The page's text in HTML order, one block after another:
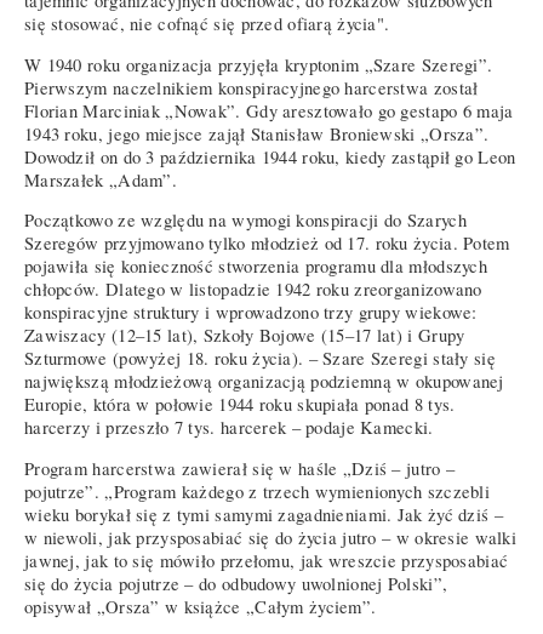
się stosować, nie cofnąć się przed ofiarą życia".
W 1940 roku organizacja przyjęła kryptonim „Szare Szeregi”.
Pierwszym naczelnikiem konspiracyjnego harcerstwa został
Florian Marciniak „Nowak”. Gdy aresztowało go gestapo 6 maja
1943 roku, jego miejsce zajął Stanisław Broniewski „Orsza”.
Dowodził on do 3 października 1944 roku, kiedy zastąpił go Leon
Marszałek „Adam”.
Początkowo ze względu na wymogi konspiracji do Szarych
Szeregów przyjmowano tylko młodzież od 17. roku życia. Potem
pojawiła się konieczność stworzenia programu dla młodszych
chłopców. Dlatego w listopadzie 1942 roku zreorganizowano
konspiracyjne struktury i wprowadzono trzy grupy wiekowe:
Zawiszacy (12–15 lat), Szkoły Bojowe (15–17 lat) i Grupy
Szturmowe (powyżej 18. roku życia). – Szare Szeregi stały się
największą młodzieżową organizacją podziemną w okupowanej
Europie, która w połowie 1944 roku skupiała ponad 8 tys.
harcerzy i przeszło 7 tys. harcerek – podaje Kamecki.
Program harcerstwa zawierał się w haśle „Dziś – jutro –
pojutrze”. „Program każdego z trzech wymienionych szczebli
wieku borykał się z tymi samymi zagadnieniami. Jak żyć dziś –
w niewoli, jak przysposabiać się do życia jutro – w okresie walki
jawnej, jak to się mówiło przełomu, jak wreszcie przysposabiać
się do życia pojutrze – do odbudowy uwolnionej Polski”,
opisywał „Orsza” w książce „Całym życiem”.